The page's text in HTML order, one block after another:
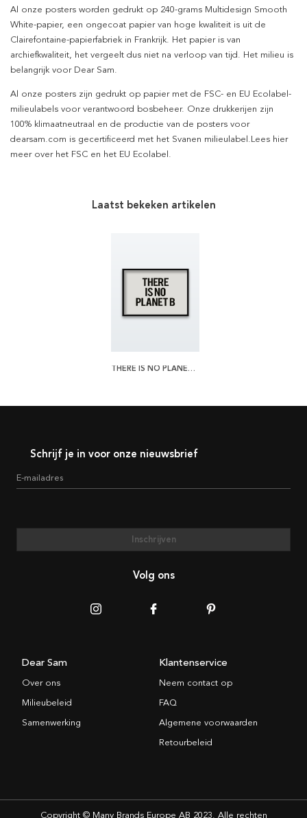
Al onze posters worden gedrukt op 240-grams Multidesign Smooth
White-papier, een ongecoat papier van hoge kwaliteit is uit de
Clairefontaine-papierfabriek in Frankrijk. Het papier is van
archiefkwaliteit, het vergeelt dus niet na verloop van tijd. Het milieu is
belangrijk voor Dear Sam.
Al onze posters zijn gedrukt op papier met de FSC- en EU Ecolabel-
milieulabels voor verantwoord bosbeheer. Onze drukkerijen zijn
100% klimaatneutraal en de productie van de posters voor
dearsam.com is gecertificeerd met het Svanen milieulabel.Lees hier
meer over het FSC en het EU Ecolabel.
Laatst bekeken artikelen
THERE IS NO PLANET B POSTER
Schrijf je in voor onze nieuwsbrief
E-mailadres
Inschrijven
Volg ons
Dear Sam
Over ons
Milieubeleid
Samenwerking
Klantenservice
Neem contact op
FAQ
Algemene voorwaarden
Retourbeleid
Copyright © Many Brands Europe AB 2023. Alle rechten